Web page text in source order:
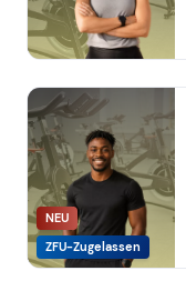
NEU
ZFU-Zugelassen